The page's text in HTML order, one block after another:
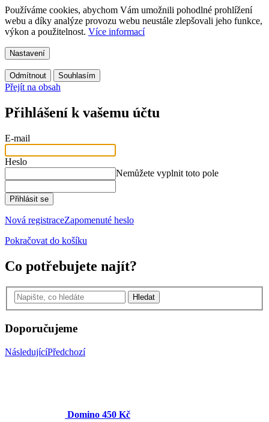
Používáme cookies, abychom Vám umožnili pohodlné prohlížení
webu a díky analýze provozu webu neustále zlepšovali jeho funkce,
výkon a použitelnost. Více informací
Nastavení
Odmítnout Souhlasím
Přejít na obsah
Přihlášení k vašemu účtu
E-mail
Heslo
Nemůžete vyplnit toto pole
Přihlásit se
Nová registraceZapomenuté heslo
Pokračovat do košíku
Co potřebujete najít?
Hledat
Doporučujeme
NásledujícíPředchozí
Domino 450 Kč